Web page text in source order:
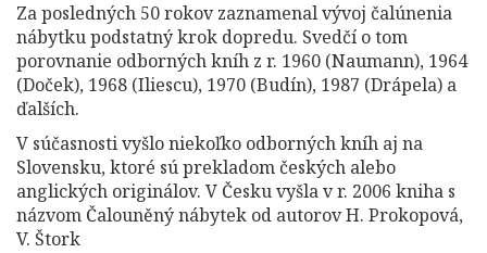
Za posledných 50 rokov zaznamenal vývoj čalúnenia
nábytku podstatný krok dopredu. Svedčí o tom
porovnanie odborných kníh z r. 1960 (Naumann), 1964
(Doček), 1968 (Iliescu), 1970 (Budín), 1987 (Drápela) a
ďalších.
V súčasnosti vyšlo niekoľko odborných kníh aj na
Slovensku, ktoré sú prekladom českých alebo
anglických originálov. V Česku vyšla v r. 2006 kniha s
názvom Čalouněný nábytek od autorov H. Prokopová,
V. Štork